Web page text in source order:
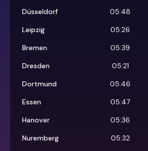
Düsseldorf
05:48
Leipzig
05:26
Bremen
05:39
Dresden
05:21
Dortmund
05:46
Essen
05:47
Hanover
05:36
Nuremberg
05:32